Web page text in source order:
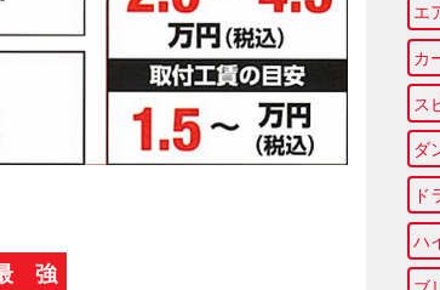
強
エ
カ
ス
ダ
ド
ハ